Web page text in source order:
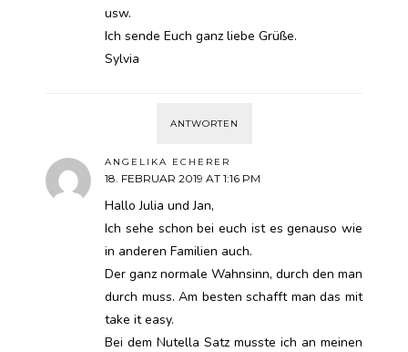
usw.
Ich sende Euch ganz liebe Grüße.
Sylvia
ANTWORTEN
ANGELIKA ECHERER
18. FEBRUAR 2019 AT 1:16 PM
Hallo Julia und Jan,
Ich sehe schon bei euch ist es genauso wie
in anderen Familien auch.
Der ganz normale Wahnsinn, durch den man
durch muss. Am besten schafft man das mit
take it easy.
Bei dem Nutella Satz musste ich an meinen